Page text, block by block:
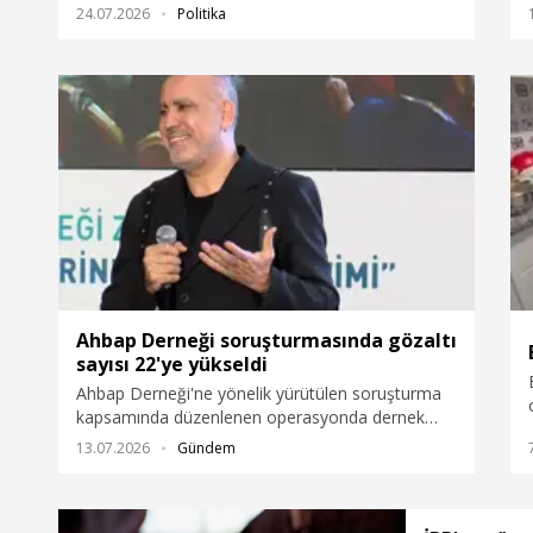
kurucular kuruluna katıldı. Özgür Özel, Yeni
24.07.2026 Politika
Ahbap Derneği soruşturmasında gözaltı
sayısı 22'ye yükseldi
Ahbap Derneği'ne yönelik yürütülen soruşturma
kapsamında düzenlenen operasyonda dernek
başkanı şarkıcı Haluk Levent'in de aralarında
toplam gözaltı sayısı 22'ye yükseldi.
13.07.2026 Gündem